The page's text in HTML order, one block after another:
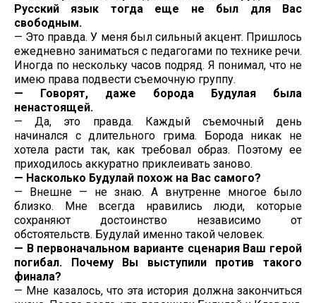
Русский язык тогда еще не был для Вас
свободным.
— Это правда. У меня был сильный акцент. Пришлось
ежедневно заниматься с педагогами по технике речи.
Иногда по нескольку часов подряд. Я понимал, что не
имею права подвести съемочную группу.
— Говорят, даже борода Будулая была
ненастоящей.
— Да, это правда. Каждый съемочный день
начинался с длительного грима. Борода никак не
хотела расти так, как требовал образ. Поэтому ее
приходилось аккуратно приклеивать заново.
— Насколько Будулай похож на Вас самого?
— Внешне — не знаю. А внутренне многое было
близко. Мне всегда нравились люди, которые
сохраняют достоинство независимо от
обстоятельств. Будулай именно такой человек.
— В первоначальном варианте сценария Ваш герой
погибал. Почему Вы выступили против такого
финала?
— Мне казалось, что эта история должна закончиться